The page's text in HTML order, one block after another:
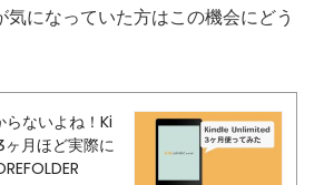
になっていた方はこの機会にどう
ないよね！Ki
月ほど実際に